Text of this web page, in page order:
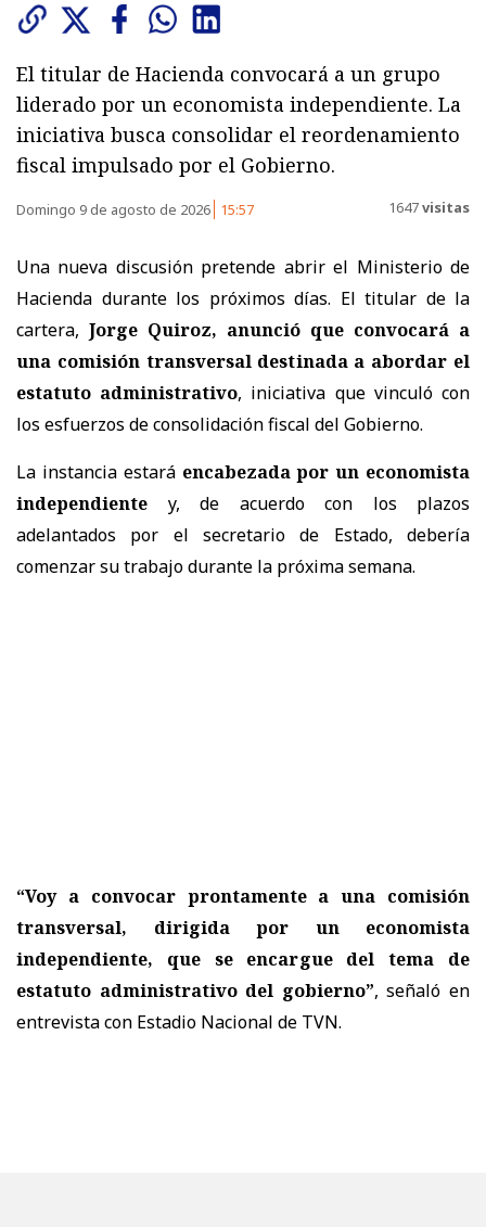
El titular de Hacienda convocará a un grupo
liderado por un economista independiente. La
iniciativa busca consolidar el reordenamiento
fiscal impulsado por el Gobierno.
Domingo 9 de agosto de 2026 15:57 1647visitas
Una nueva discusión pretende abrir el Ministerio de
Hacienda durante los próximos días. El titular de la
cartera, Jorge Quiroz, anunció que convocará a
una comisión transversal destinada a abordar el
estatuto administrativo, iniciativa que vinculó con
los esfuerzos de consolidación fiscal del Gobierno.
La instancia estará encabezada por un economista
independiente y, de acuerdo con los plazos
adelantados por el secretario de Estado, debería
comenzar su trabajo durante la próxima semana.
“Voy a convocar prontamente a una comisión
transversal, dirigida por un economista
independiente, que se encargue del tema de
estatuto administrativo del gobierno”, señaló en
entrevista con Estadio Nacional de TVN.